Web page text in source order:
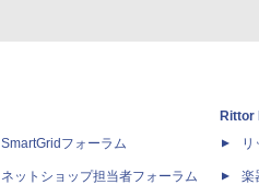
SmartGridフォーラム
ネットショップ担当者フォーラム
Rittor
リ
楽